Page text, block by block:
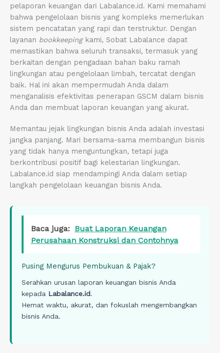
pelaporan keuangan dari Labalance.id. Kami memahami
bahwa pengelolaan bisnis yang kompleks memerlukan
sistem pencatatan yang rapi dan terstruktur. Dengan
layanan bookkeepingkami, Sobat Labalance dapat
memastikan bahwa seluruh transaksi, termasuk yang
berkaitan dengan pengadaan bahan baku ramah
lingkungan atau pengelolaan limbah, tercatat dengan
baik. Hal ini akan mempermudah Anda dalam
menganalisis efektivitas penerapan GSCM dalam bisnis
Anda dan membuat laporan keuangan yang akurat.
Memantau jejak lingkungan bisnis Anda adalah investasi
jangka panjang. Mari bersama-sama membangun bisnis
yang tidak hanya menguntungkan, tetapi juga
berkontribusi positif bagi kelestarian lingkungan.
Labalance.id siap mendampingi Anda dalam setiap
langkah pengelolaan keuangan bisnis Anda.
Baca juga:
Buat Laporan Keuangan
Perusahaan Konstruksi dan Contohnya
Pusing Mengurus Pembukuan & Pajak?
Serahkan urusan laporan keuangan bisnis Anda
kepada Labalance.id.
Hemat waktu, akurat, dan fokuslah mengembangkan
bisnis Anda.